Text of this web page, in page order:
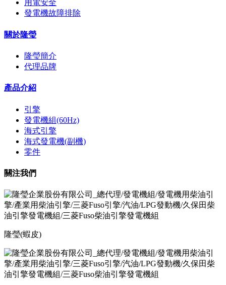
用電安全
發電機故障排除
關於隆瑩
隆瑩簡介
代理品牌
產品介紹
引擎
發電機組(60Hz)
海式引擎
海式發電機(副機)
零件
關注我們
隆瑩(蝦皮)